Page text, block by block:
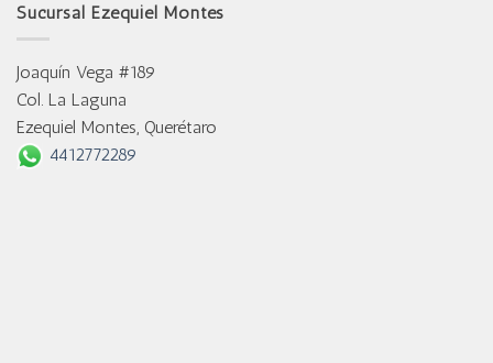
Sucursal Ezequiel Montes
Joaquín Vega #189
Col. La Laguna
Ezequiel Montes, Querétaro
4412772289